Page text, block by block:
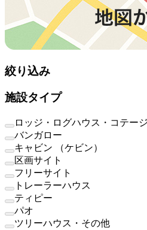
絞り込み
施設タイプ
ロッジ・ログハウス・コテージ
バンガロー
キャビン （ケビン）
区画サイト
フリーサイト
トレーラーハウス
ティピー
パオ
ツリーハウス・その他